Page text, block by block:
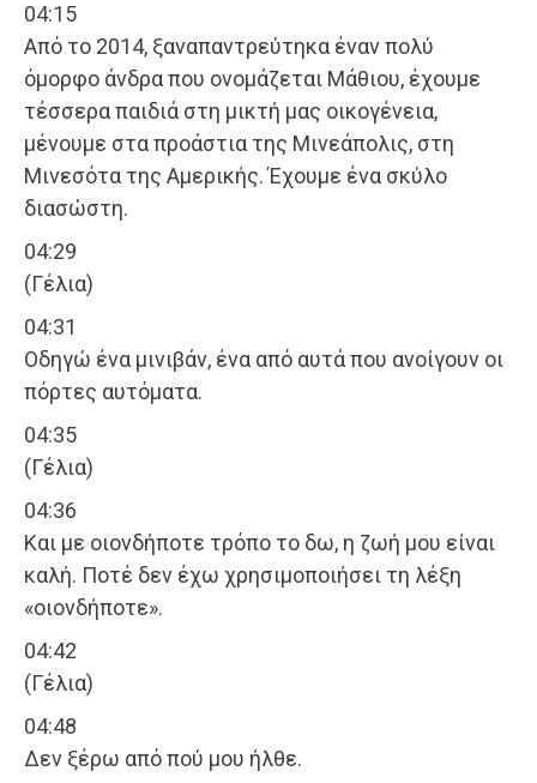
04:15
Από το 2014, ξαναπαντρεύτηκα έναν πολύ
όμορφο άνδρα που ονομάζεται Μάθιου, έχουμε
τέσσερα παιδιά στη μικτή μας οικογένεια,
μένουμε στα προάστια της Μινεάπολις, στη
Μινεσότα της Αμερικής. Έχουμε ένα σκύλο
διασώστη.
04:29
(Γέλια)
04:31
Οδηγώ ένα μινιβάν, ένα από αυτά που ανοίγουν οι
πόρτες αυτόματα.
04:35
(Γέλια)
04:36
Και με οιονδήποτε τρόπο το δω, η ζωή μου είναι
καλή. Ποτέ δεν έχω χρησιμοποιήσει τη λέξη
«οιονδήποτε».
04:42
(Γέλια)
04:48
Δεν ξέρω από πού μου ήλθε.